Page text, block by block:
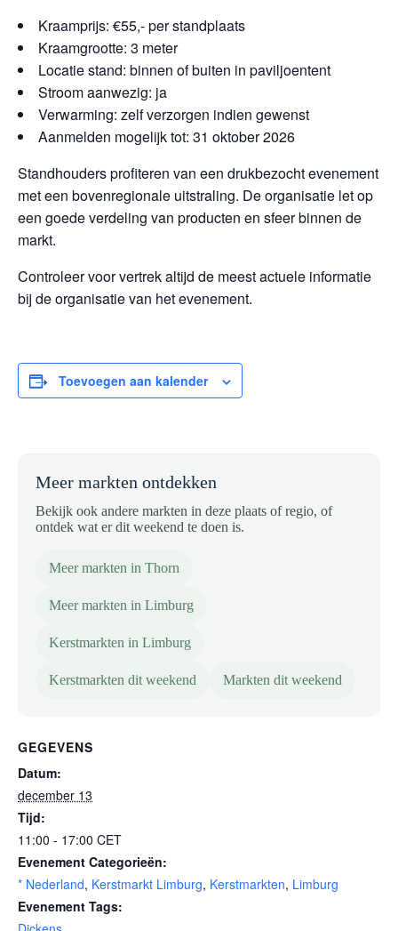
Kraamprijs: €55,- per standplaats
Kraamgrootte: 3 meter
Locatie stand: binnen of buiten in paviljoentent
Stroom aanwezig: ja
Verwarming: zelf verzorgen indien gewenst
Aanmelden mogelijk tot: 31 oktober 2026
Standhouders profiteren van een drukbezocht evenement
met een bovenregionale uitstraling. De organisatie let op
een goede verdeling van producten en sfeer binnen de
markt.
Controleer voor vertrek altijd de meest actuele informatie
bij de organisatie van het evenement.
Toevoegen aan kalender
Meer markten ontdekken
Bekijk ook andere markten in deze plaats of regio, of
ontdek wat er dit weekend te doen is.
Meer markten in Thorn
Meer markten in Limburg
Kerstmarkten in Limburg
Kerstmarkten dit weekend Markten dit weekend
GEGEVENS
Datum:
december 13
Tijd:
11:00 - 17:00 CET
Evenement Categorieën:
* Nederland, Kerstmarkt Limburg, Kerstmarkten, Limburg
Evenement Tags: